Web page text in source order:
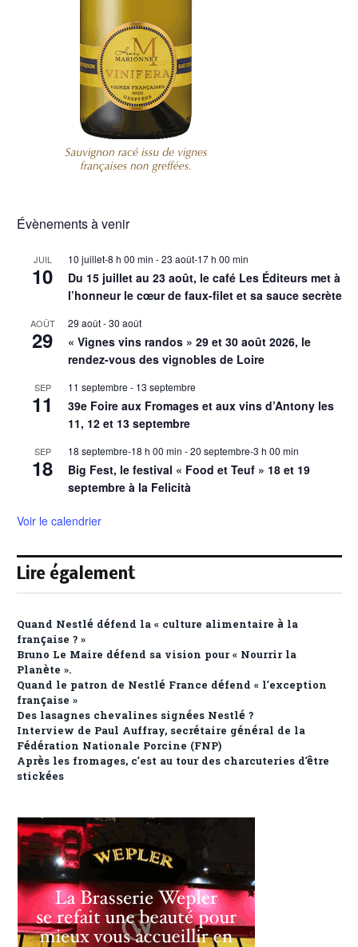
Évènements à venir
JUIL
10
10 juillet-8 h 00 min -23 août-17 h 00 min
Du 15 juillet au 23 août, le café Les Éditeurs met à
l’honneur le cœur de faux-filet et sa sauce secrète
AOÛT
29
29 août-30 août
« Vignes vins randos » 29 et 30 août 2026, le
rendez-vous des vignobles de Loire
SEP
11
11 septembre - 13 septembre
39e Foire aux Fromages et aux vins d’Antony les
11, 12 et 13 septembre
SEP
18
18 septembre-18 h 00 min -20 septembre-3 h 00 min
Big Fest, le festival « Food et Teuf » 18 et 19
septembre à la Felicità
Voir le calendrier
Lire également
Quand Nestlé défend la « culture alimentaire à la
française ? »
Bruno Le Maire défend sa vision pour « Nourrir la
Planète ».
Quand le patron de Nestlé France défend « l’exception
française »
Des lasagnes chevalines signées Nestlé ?
Interview de Paul Auffray, secrétaire général de la
Fédération Nationale Porcine (FNP)
Après les fromages, c’est au tour des charcuteries d’être
stickées